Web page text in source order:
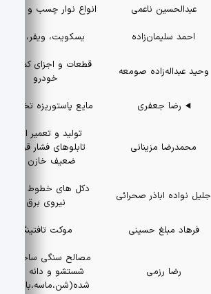
عبدالحسین ناعمی انواع نوار چسب و برچسب
احمد سلیمان‌زاده یسکویت، ویفر، تافی
وحید عبداله‌زاده صومعه
قطعات و اجزای کمک فنر
خودرو
رضا جعفری مایع پاستوریزه تخم مرغ
محمدرضا مزینانی
تولید و تعمیر انواع
تابلوهای فشار قوی و
ضعیف خازن ها
جلیل نواده اباذر صحرائی
دکل های خطوط انتقال
نیروی برق
فرهاد مبلغ حسینی موکت تافتینگ
رضا رزمی
مصالح سنگی ساختمانی
شستشو و دانه بندی
شده(شن،ماسه،بالاست)